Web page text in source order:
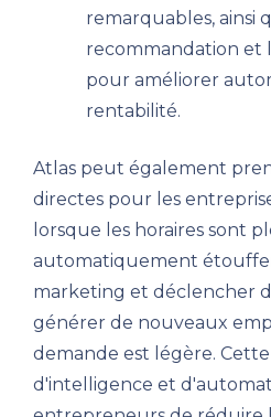
remarquables, ainsi
recommandation et
pour améliorer
rentabilité.
Atlas peut également
directes pour les
lorsque les horaires sont
automatiquement
marketing et déclencher
générer de nouveaux
demande est légère.
d'intelligence et